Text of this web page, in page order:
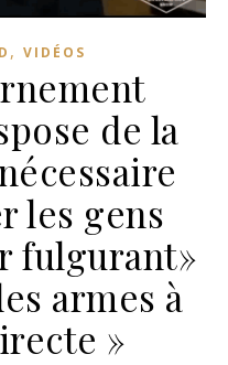
, VIDÉOS
de la
les gens
fulgurant»
armes à
»